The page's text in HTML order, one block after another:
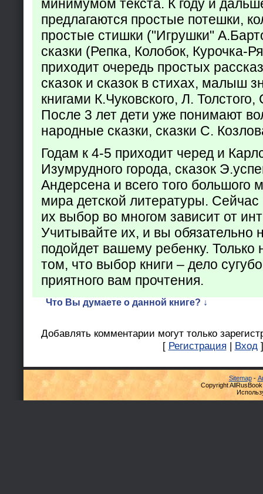
минимумом текста. К году и
предлагаются простые потешки,
простые стишки ("Игрушки"
сказки (Репка, Колобок, Курочка-
приходит очередь простых
сказок и сказок в стихах, малыш
книгами К.Чуковского, Л.
После 3 лет дети уже понимают
народные сказки, сказки С.
Годам к 4-5 приходит черед и
Изумрудного города, сказок
Андерсена и всего того большого
мира детской литературы. Сейчас
их выбор во многом зависит от
Учитывайте их, и вы обязательно
подойдет вашему ребенку. Только
том, что выбор книги – дело
приятного вам прочтения.
Что Вы думаете о данной книге? ↓
Добавлять комментарии могут только
[ Регистрация | Вход ]
Sitemap-
Copyright